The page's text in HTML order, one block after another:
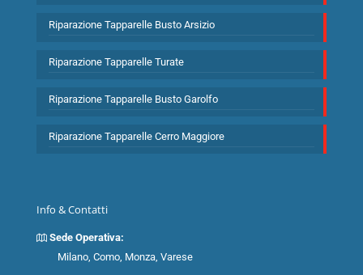
Riparazione Tapparelle Busto Arsizio
Riparazione Tapparelle Turate
Riparazione Tapparelle Busto Garolfo
Riparazione Tapparelle Cerro Maggiore
Info & Contatti
Sede Operativa:
Milano, Como, Monza, Varese